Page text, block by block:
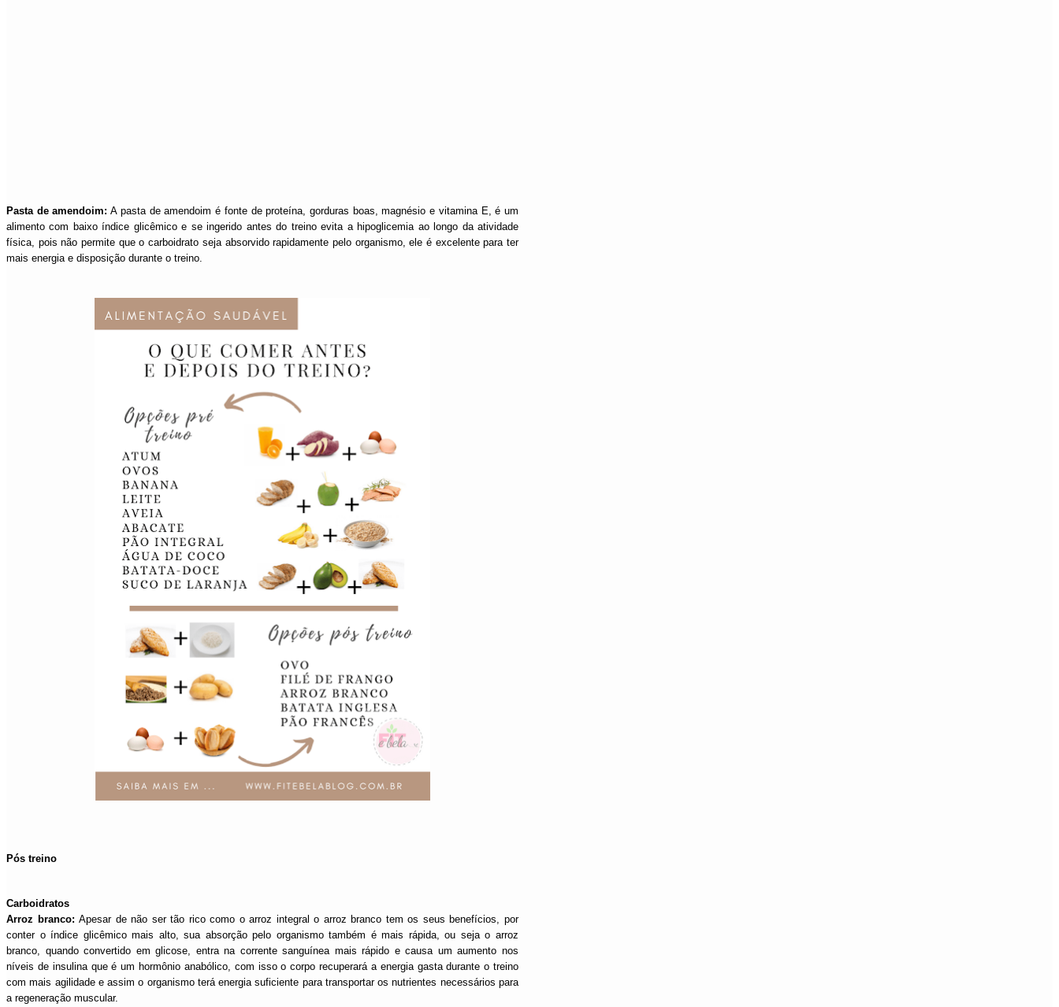
Pasta de amendoim: A pasta de amendoim é fonte de proteína, gorduras boas, magnésio e vitamina E, é um
alimento com baixo índice glicêmico e se ingerido antes do treino evita a hipoglicemia ao longo da atividade
física, pois não permite que o carboidrato seja absorvido rapidamente pelo organismo, ele é excelente para ter
mais energia e disposição durante o treino.
Pós treino
Carboidratos
Arroz branco:Apesar de não ser tão rico como o arroz integral o arroz branco tem os seus benefícios, por
conter o índice glicêmico mais alto, sua absorção pelo organismo também é mais rápida, ou seja o arroz
branco, quando convertido em glicose, entra na corrente sanguínea mais rápido e causa um aumento nos
níveis de insulina que é um hormônio anabólico, com isso o corpo recuperará a energia gasta durante o treino
com mais agilidade e assim o organismo terá energia suficiente para transportar os nutrientes necessários para
a regeneração muscular.